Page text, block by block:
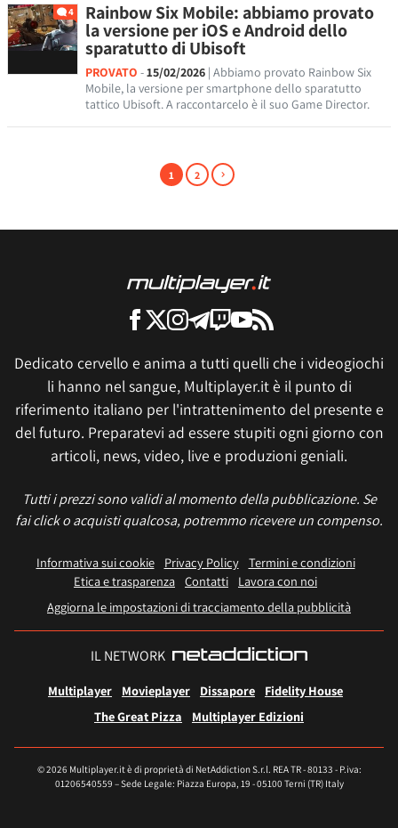
4 Rainbow Six Mobile: abbiamo provato
la versione per iOS e Android dello
sparatutto di Ubisoft
PROVATO -15/02/2026 | Abbiamo provato Rainbow Six
Mobile, la versione per smartphone dello sparatutto
tattico Ubisoft. A raccontarcelo è il suo Game Director.
1 2
Dedicato cervello e anima a tutti quelli che i videogiochi
li hanno nel sangue, Multiplayer.it è il punto di
riferimento italiano per l'intrattenimento del presente e
del futuro. Preparatevi ad essere stupiti ogni giorno con
articoli, news, video, live e produzioni geniali.
Tutti i prezzi sono validi al momento della pubblicazione. Se
fai click o acquisti qualcosa, potremmo ricevere un compenso.
Informativa sui cookie Privacy Policy
Termini e condizioni
Etica e trasparenza Contatti
Lavora con noi
Aggiorna le impostazioni di tracciamento della pubblicità
IL NETWORK
Multiplayer Movieplayer Dissapore
Fidelity House
The Great Pizza
Multiplayer Edizioni
© 2026 Multiplayer.it è di proprietà di NetAddiction S.r.l. REA TR - 80133 - P.iva:
01206540559 – Sede Legale: Piazza Europa, 19 - 05100 Terni (TR) Italy